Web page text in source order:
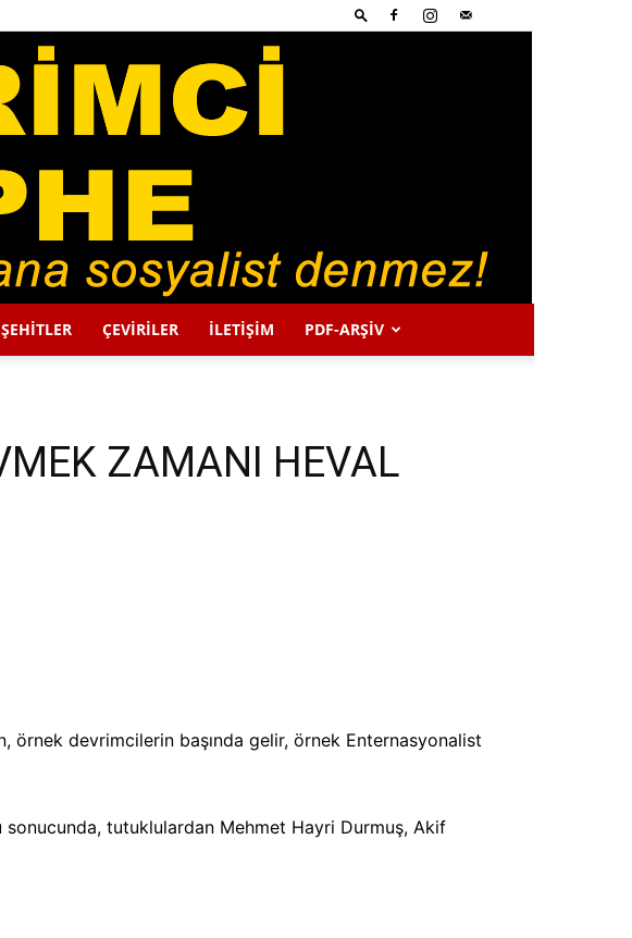
ŞEHİTLER ÇEVİRİLER İLETİŞİM PDF-ARŞIV
ZAMANI HEVAL
örnek devrimcilerin başında gelir, örnek Enternasyonalist
sonucunda, tutuklulardan Mehmet Hayri Durmuş, Akif